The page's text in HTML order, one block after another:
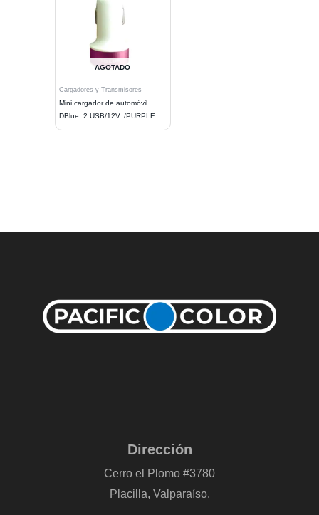
AGOTADO
Cargadores y Transmisores
Mini cargador de automóvil
DBlue, 2 USB/12V. /PURPLE
Dirección
Cerro el Plomo #3780
Placilla, Valparaíso.